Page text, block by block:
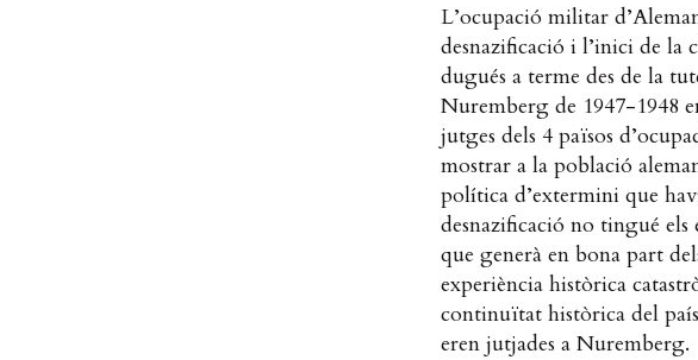
L’ocupació militar
desnazificació i l’inici de la
dugués a terme des de la
Nuremberg de 1947-1948
jutges dels 4 països
mostrar a la població
política d’extermini que
desnazificació no tingué els
que generà en bona part
experiència històrica
continuïtat històrica del
eren jutjades a Nuremberg.